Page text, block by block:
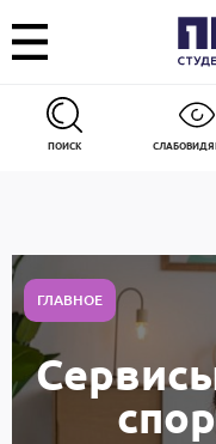
ПОИСК
ГЛАВНОЕ